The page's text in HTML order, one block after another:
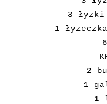
3 łyżki
1
2
1
1